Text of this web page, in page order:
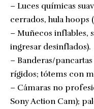
– Luces químicas
cerrados, hula hoops
– Muñecos inflables,
ingresar desinflados).
– Banderas/
rígidos; tótems con
– Cámaras no
Sony Action Cam);